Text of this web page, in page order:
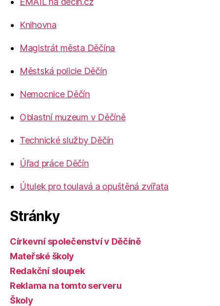
Knihovna
Magistrát města Děčína
Městská policie Děčín
Nemocnice Děčín
Oblastní muzeum v Děčíně
Technické služby Děčín
Úřad práce Děčín
Útulek pro toulavá a opuštěná zvířata
Stránky
Církevní společenství v Děčíně
Mateřské školy
Redakční sloupek
Reklama na tomto serveru
Školy